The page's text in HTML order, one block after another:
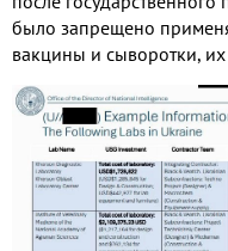
было запрещено
вакцины и сыворотки,